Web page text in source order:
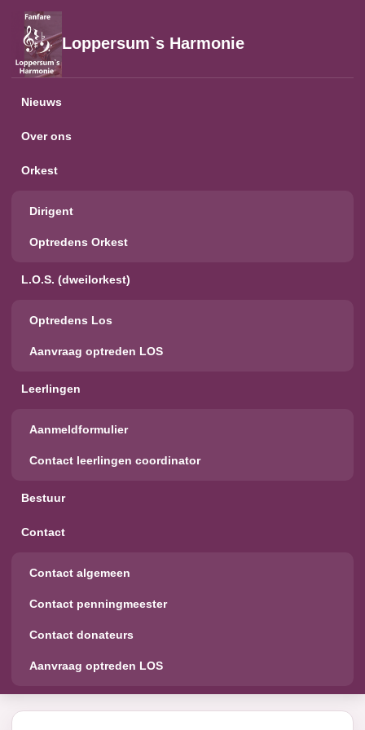
Loppersum`s Harmonie
Nieuws
Over ons
Orkest
Dirigent
Optredens Orkest
L.O.S. (dweilorkest)
Optredens Los
Aanvraag optreden LOS
Leerlingen
Aanmeldformulier
Contact leerlingen coordinator
Bestuur
Contact
Contact algemeen
Contact penningmeester
Contact donateurs
Aanvraag optreden LOS